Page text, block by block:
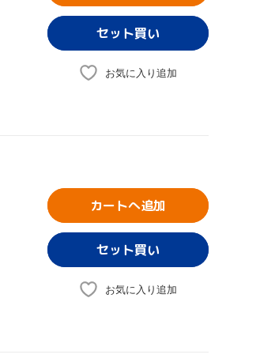
お気に入り追加
カートへ追加
お気に入り追加